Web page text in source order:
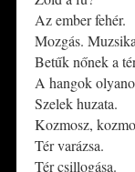
Az ember fehér.
Mozgás.
Betűk nőnek a
A hangok
Szelek huzata.
Kozmosz,
Tér varázsa.
Tér csillogása.